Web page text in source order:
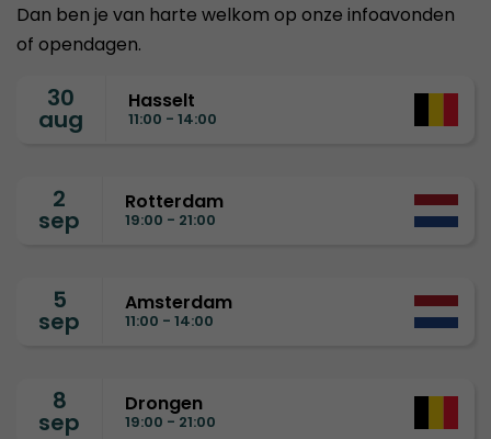
Dan ben je van harte welkom op onze infoavonden
of opendagen.
30
aug
Hasselt
11:00 - 14:00
2
sep
Rotterdam
19:00 - 21:00
5
sep
Amsterdam
11:00 - 14:00
8
sep
Drongen
19:00 - 21:00